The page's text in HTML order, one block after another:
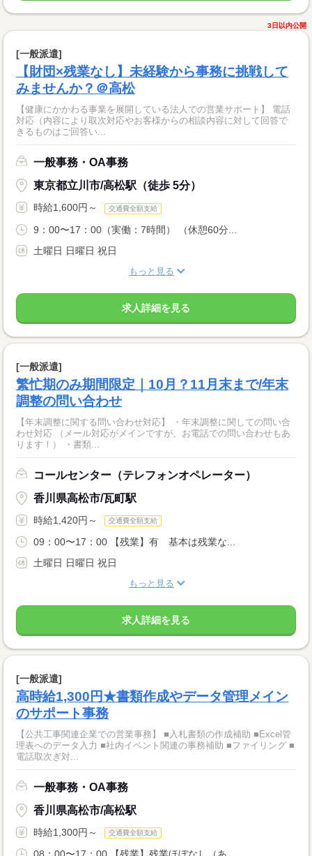
3日以内公開
[一般派遣]
【財団×残業なし】未経験から事務に挑戦して
みませんか？＠高松
【健康にかかわる事業を展開している法人での営業サポート】 電話
対応（内容により取次対応やお客様からの相談内容に対して回答で
きるものはご回答い...
一般事務・OA事務
東京都立川市/高松駅（徒歩 5分）
時給1,600円～ 交通費全額支給
9：00〜17：00（実働：7時間） （休憩60分...
土曜日 日曜日 祝日
もっと見る
求人詳細を見る
[一般派遣]
繁忙期のみ期間限定｜10月？11月末まで/年末
調整の問い合わせ
【年末調整に関する問い合わせ対応】 ・年末調整に関しての問い合
わせ対応 （メール対応がメインですが、お電話での問い合わせもあ
ります！） ・書類...
コールセンター（テレフォンオペレーター）
香川県高松市/瓦町駅
時給1,420円～ 交通費全額支給
09：00〜17：00 【残業】有 基本は残業な...
土曜日 日曜日 祝日
もっと見る
求人詳細を見る
[一般派遣]
高時給1,300円★書類作成やデータ管理メイン
のサポート事務
【公共工事関連企業での営業事務】 ■入札書類の作成補助 ■Excel管
理表へのデータ入力 ■社内イベント関連の事務補助 ■ファイリング ■
電話取次ぎ対...
一般事務・OA事務
香川県高松市/高松駅
時給1,300円～ 交通費全額支給